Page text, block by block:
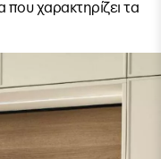
που χαρακτηρίζει τα